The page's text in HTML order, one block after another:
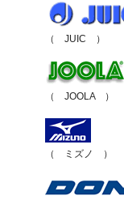
（ JUIC ）
（ JOOLA ）
（ ミズノ ）